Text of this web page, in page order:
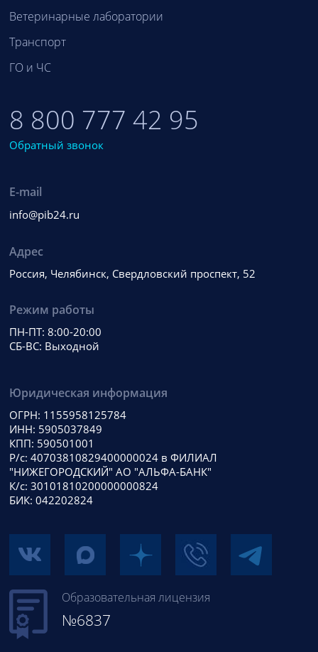
Ветеринарные лаборатории
Транспорт
ГО и ЧС
8 800 777 42 95
Обратный звонок
E-mail
info@pib24.ru
Адрес
Россия, Челябинск, Свердловский проспект, 52
Режим работы
ПН-ПТ: 8:00-20:00
СБ-ВС: Выходной
Юридическая информация
ОГРН: 1155958125784
ИНН: 5905037849
КПП: 590501001
Р/с: 40703810829400000024 в ФИЛИАЛ
"НИЖЕГОРОДСКИЙ" АО "АЛЬФА-БАНК"
К/с: 30101810200000000824
БИК: 042202824
Образовательная лицензия
№6837